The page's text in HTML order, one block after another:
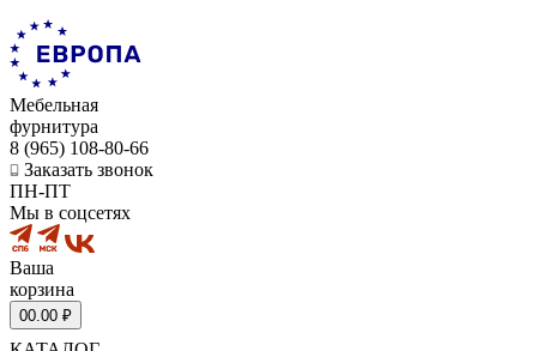
Мебельная
фурнитура
8 (965) 108-80-66
Заказать звонок
ПН-ПТ
Мы в соцсетях
Ваша
корзина
00.00 ₽